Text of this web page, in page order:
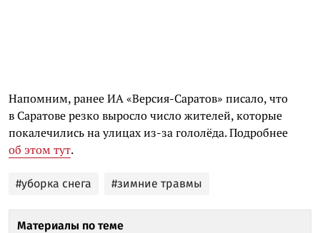
Напомним, ранее ИА «Версия-Саратов» писало, что
в Саратове резко выросло число жителей, которые
покалечились на улицах из-за гололёда. Подробнее
об этом тут.
#уборка снега #зимние травмы
Материалы по теме